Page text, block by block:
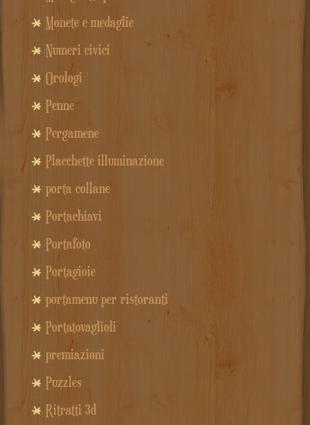
Monete e medaglie
Numeri civici
Orologi
Penne
Pergamene
Placchette illuminazione
porta collane
Portachiavi
Portafoto
Portagioie
portamenu per ristoranti
Portatovaglioli
premiazioni
Puzzles
Ritratti 3d